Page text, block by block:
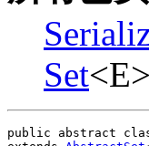
Set<E>
public abstract